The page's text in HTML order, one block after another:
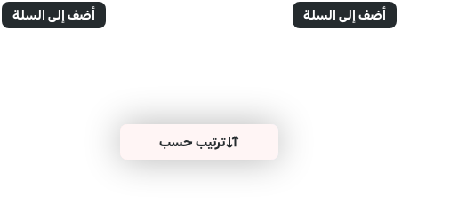
أضف إلى السلة أضف إلى السلة
ترتيب حسب